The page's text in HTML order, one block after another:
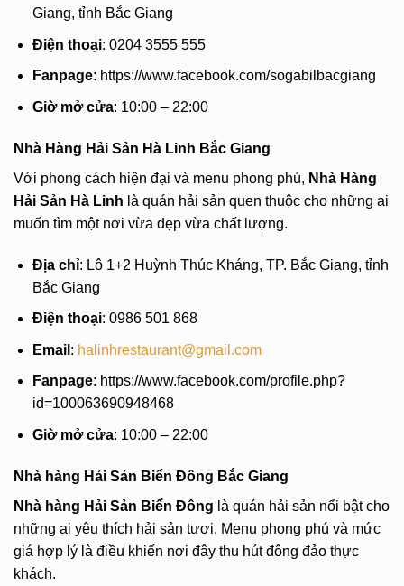
Giang, tỉnh Bắc Giang
Điện thoại: 0204 3555 555
Fanpage: https://www.facebook.com/sogabilbacgiang
Giờ mở cửa: 10:00 – 22:00
Nhà Hàng Hải Sản Hà Linh Bắc Giang
Với phong cách hiện đại và menu phong phú, Nhà Hàng
Hải Sản Hà Linh là quán hải sản quen thuộc cho những ai
muốn tìm một nơi vừa đẹp vừa chất lượng.
Địa chỉ: Lô 1+2 Huỳnh Thúc Kháng, TP. Bắc Giang, tỉnh
Bắc Giang
Điện thoại: 0986 501 868
Email : halinhrestaurant@gmail.com
Fanpage: https://www.facebook.com/profile.php?
id=100063690948468
Giờ mở cửa: 10:00 – 22:00
Nhà hàng Hải Sản Biển Đông Bắc Giang
Nhà hàng Hải Sản Biển Đông là quán hải sản nổi bật cho
những ai yêu thích hải sản tươi. Menu phong phú và mức
giá hợp lý là điều khiến nơi đây thu hút đông đảo thực
khách.